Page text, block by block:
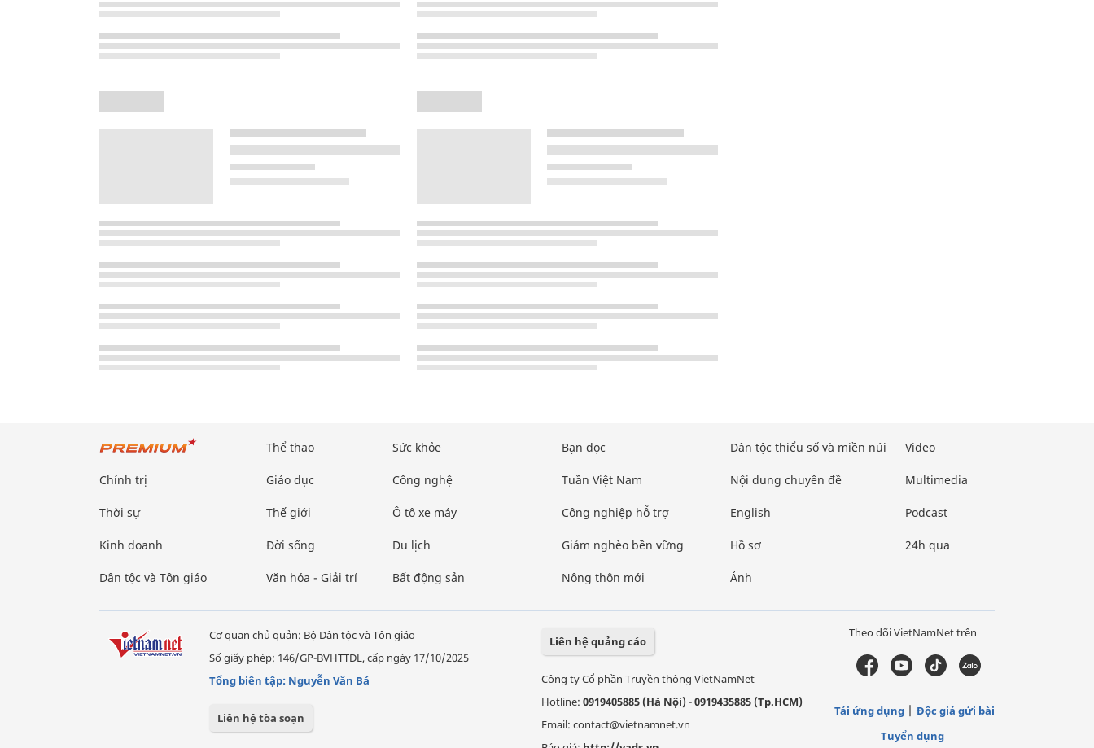
Chính trị
Thời sự
Kinh doanh
Dân tộc và Tôn giáo
Thể thao
Giáo dục
Thế giới
Đời sống
Văn hóa - Giải trí
Sức khỏe
Công nghệ
Ô tô xe máy
Du lịch
Bất động sản
Bạn đọc
Tuần Việt Nam
Công nghiệp hỗ trợ
Giảm nghèo bền vững
Nông thôn mới
Dân tộc thiểu số và miền núi
Nội dung chuyên đề
English
Hồ sơ
Ảnh
Video
Multimedia
Podcast
24h qua
Cơ quan chủ quản: Bộ Dân tộc và Tôn giáo
Số giấy phép: 146/GP-BVHTTDL, cấp ngày 17/10/2025
Tổng biên tập: Nguyễn Văn Bá
Liên hệ tòa soạn
Liên hệ quảng cáo
Công ty Cổ phần Truyền thông VietNamNet
Hotline: 0919405885 (Hà Nội)-0919435885 (Tp.HCM)
Email: contact@vietnamnet.vn
Theo dõi VietNamNet trên
Tải ứng dụng
Độc giả gửi bài
Tuyển dụng